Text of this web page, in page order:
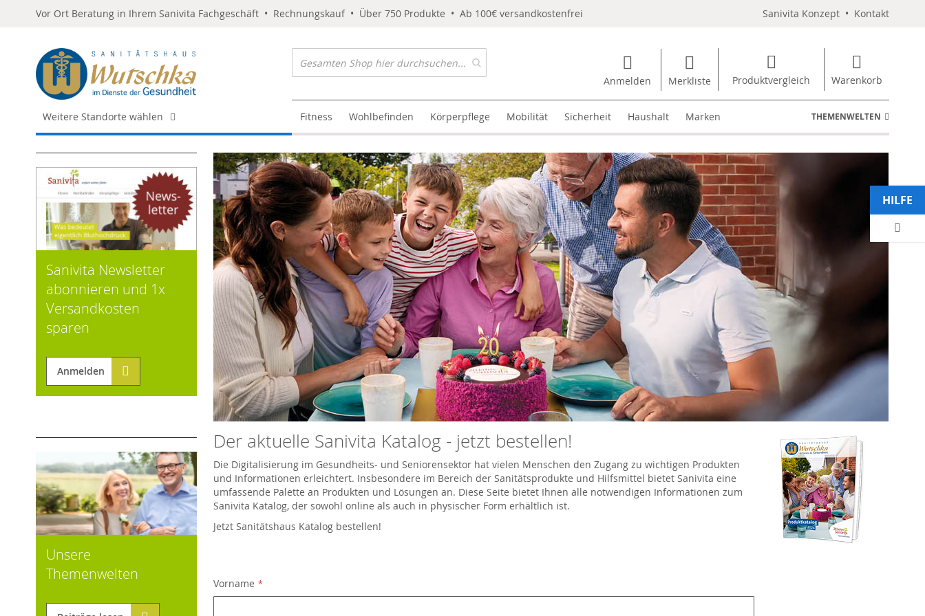
Vor Ort Beratung in Ihrem Sanivita Fachgeschäft • Rechnungskauf • Über 750 Produkte • Ab 100€ versandkostenfrei Sanivita Konzept • Kontakt
Anmelden Merkliste Produktvergleich Warenkorb
Weitere Standorte wählen Fitness Wohlbefinden Körperpflege Mobilität Sicherheit Haushalt Marken THEMENWELTEN
Der aktuelle Sanivita Katalog - jetzt bestellen!
Die Digitalisierung im Gesundheits- und Seniorensektor hat vielen Menschen den Zugang zu wichtigen Produkten
und Informationen erleichtert. Insbesondere im Bereich der Sanitätsprodukte und Hilfsmittel bietet Sanivita eine
umfassende Palette an Produkten und Lösungen an. Diese Seite bietet Ihnen alle notwendigen Informationen zum
Sanivita Katalog, der sowohl online als auch in physischer Form erhältlich ist.
Jetzt Sanitätshaus Katalog bestellen!
Vorname
Sanivita Newsletter
abonnieren und 1x
Versandkosten
sparen
Anmelden
Unsere
Themenwelten
HILFE